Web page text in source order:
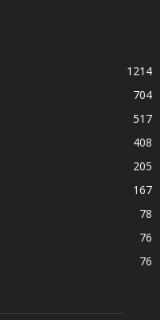
1214
704
517
408
205
167
78
76
76